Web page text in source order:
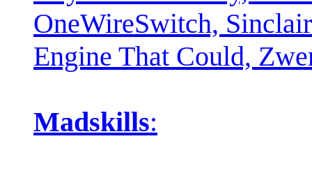
OneWireSwitch,
Engine That Could,
Madskills: